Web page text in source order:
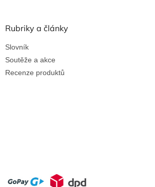
Rubriky a články
Slovník
Soutěže a akce
Recenze produktů